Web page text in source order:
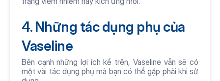
4. Những tác dụng phụ của
Vaseline
Bên cạnh những lợi ích kể trên, Vaseline vẫn sẽ có
một vài tác dụng phụ mà bạn có thể gặp phải khi sử